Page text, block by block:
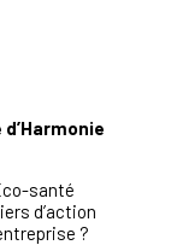
santé
d’action
?